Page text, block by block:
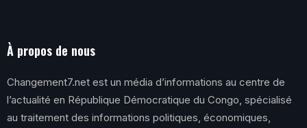
À propos de nous
Changement7.net est un média d’informations au centre de
l’actualité en République Démocratique du Congo, spécialisé
au traitement des informations politiques, économiques,